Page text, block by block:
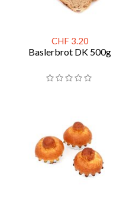
CHF 3.20
Baslerbrot DK 500g